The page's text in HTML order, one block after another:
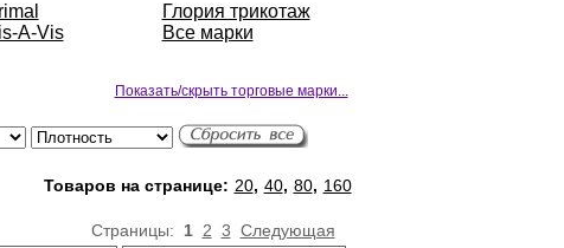
A-Vis
Глория трикотаж
Все марки
Показать/скрыть торговые марки...
Товаров на странице: 20, 40, 80, 160
Страницы: 1 2 3 Следующая